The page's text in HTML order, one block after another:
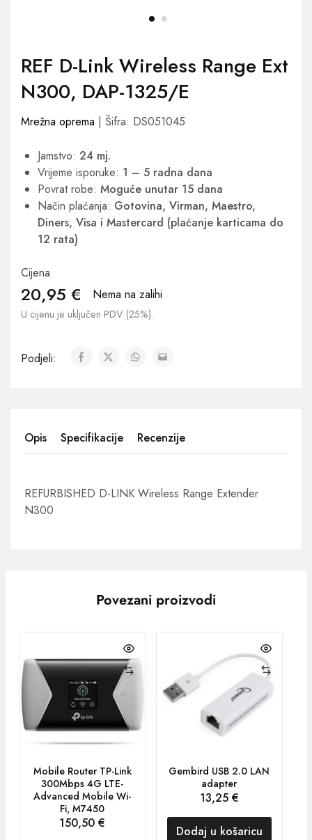
REF D-Link Wireless Range Ext
N300, DAP-1325/E
Mrežna oprema | Šifra: DS051045
Jamstvo: 24 mj.
Vrijeme isporuke: 1 – 5 radna dana
Povrat robe: Moguće unutar 15 dana
Način plaćanja: Gotovina, Virman, Maestro,
Diners, Visa i Mastercard (plaćanje karticama do
12 rata)
Cijena
20,95 € Nema na zalihi
U cijenu je uključen PDV (25%).
Podjeli:
Opis Specifikacije Recenzije
REFURBISHED D-LINK Wireless Range Extender
N300
Povezani proizvodi
Mobile Router TP-Link
300Mbps 4G LTE-
Advanced Mobile Wi-
Fi, M7450
150,50€
Gembird USB 2.0 LAN
adapter
13,25 €
Dodaj u košaricu